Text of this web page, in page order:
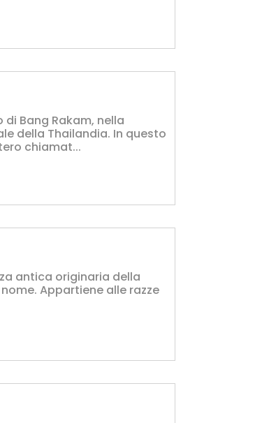
Bang Rakam, nella
della Thailandia. In questo
chiamat...
antica originaria della
Appartiene alle razze